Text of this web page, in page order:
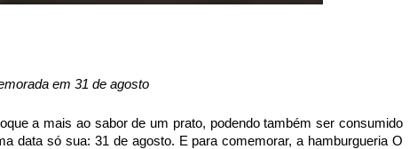
em 31 de agosto
a mais ao sabor de um prato, podendo também ser consumido
data só sua: 31 de agosto. E para comemorar, a hamburgueria O